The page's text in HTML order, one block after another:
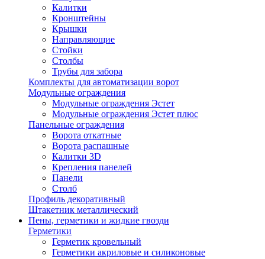
Калитки
Кронштейны
Крышки
Направляющие
Стойки
Столбы
Трубы для забора
Комплекты для автоматизации ворот
Модульные ограждения
Модульные ограждения Эстет
Модульные ограждения Эстет плюс
Панельные ограждения
Ворота откатные
Ворота распашные
Калитки 3D
Крепления панелей
Панели
Столб
Профиль декоративный
Штакетник металлический
Пены, герметики и жидкие гвозди
Герметики
Герметик кровельный
Герметики акриловые и силиконовые